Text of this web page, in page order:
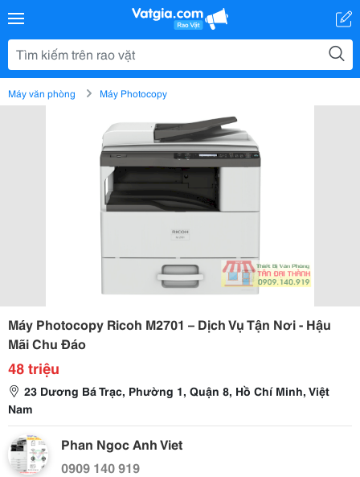
Máy văn phòng Máy Photocopy
Máy Photocopy Ricoh M2701 – Dịch Vụ Tận Nơi - Hậu
Mãi Chu Đáo
48 triệu
23 Dương Bá Trạc, Phường 1, Quận 8, Hồ Chí Minh, Việt
Nam
Phan Ngoc Anh Viet
0909 140 919